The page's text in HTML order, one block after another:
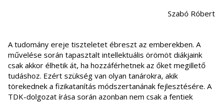
Szabó Róbert
A tudomány ereje tiszteletet ébreszt az emberekben. A
művelése során tapasztalt intellektuális örömöt diákjaink
csak akkor élhetik át, ha hozzáférhetnek az őket megillető
tudáshoz. Ezért szükség van olyan tanárokra, akik
törekednek a fizikatanítás módszertanának fejlesztésére. A
TDK-dolgozat írása során azonban nem csak a fentiek